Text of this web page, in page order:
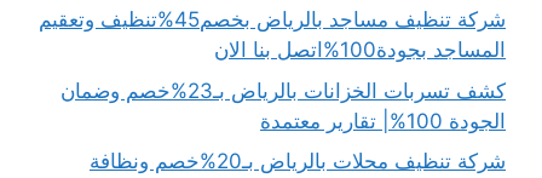
شركة تنظيف مساجد بالرياض بخصم45%تنظيف وتعقيم
المساجد بجودة100%اتصل بنا الان
كشف تسربات الخزانات بالرياض بـ23%خصم وضمان
الجودة 100%| تقارير معتمدة
شركة تنظيف محلات بالرياض بـ20%خصم ونظافة